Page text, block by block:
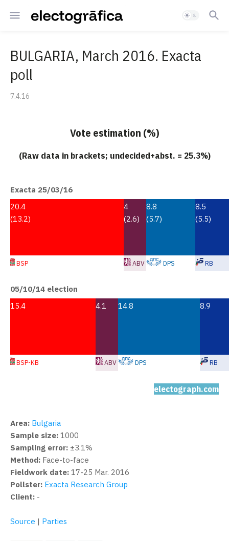
BULGARIA, March 2016. Exacta
poll
7.4.16
Vote estimation (%)
(Raw data in brackets; undecided+abst. = 25.3%)
Exacta 25/03/16
20.4
(13.2)
4
(2.6)
8.8
(5.7)
8.5
(5.5)
BSP ABV DPS RB
05/10/14 election
15.4
4.1 14.8 8.9
BSP-KB ABV DPS RB
electograph.com
Area: Bulgaria
Sample size: 1000
Sampling error: ±3.1%
Method: Face-to-face
Fieldwork date: 17-25 Mar. 2016
Pollster: Exacta Research Group
Client: -
Source | Parties